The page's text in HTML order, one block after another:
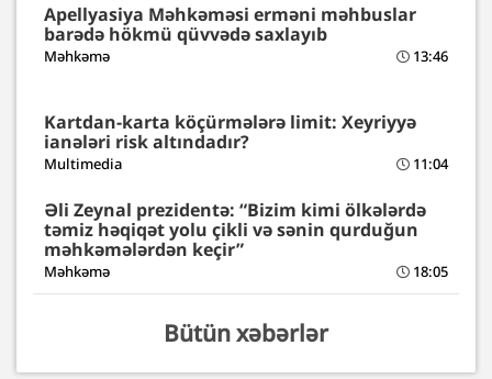
Apellyasiya Məhkəməsi erməni məhbuslar
barədə hökmü qüvvədə saxlayıb
Məhkəmə 13:46
Kartdan-karta köçürmələrə limit: Xeyriyyə
ianələri risk altındadır?
Multimedia 11:04
Əli Zeynal prezidentə: “Bizim kimi ölkələrdə
təmiz həqiqət yolu çikli və sənin qurduğun
məhkəmələrdən keçir”
Məhkəmə 18:05
Bütün xəbərlər